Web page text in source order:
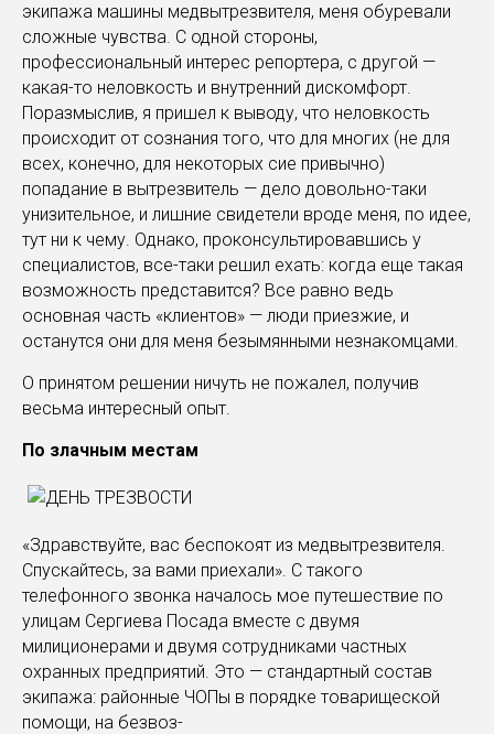
экипажа машины медвытрезвителя, меня обуревали
сложные чувства. С одной стороны,
профессиональный интерес репортера, с другой —
какая-то неловкость и внутренний дискомфорт.
Поразмыслив, я пришел к выводу, что неловкость
происходит от сознания того, что для многих (не для
всех, конечно, для некоторых сие привычно)
попадание в вытрезвитель — дело довольно-таки
унизительное, и лишние свидетели вроде меня, по идее,
тут ни к чему. Однако, проконсультировавшись у
специалистов, все-таки решил ехать: когда еще такая
возможность представится? Все равно ведь
основная часть «клиентов» — люди приезжие, и
останутся они для меня безымянными незнакомцами.
О принятом решении ничуть не пожалел, получив
весьма интересный опыт.
По злачным местам
«Здравствуйте, вас беспокоят из медвытрезвителя.
Спускайтесь, за вами приехали». С такого
телефонного звонка началось мое путешествие по
улицам Сергиева Посада вместе с двумя
милиционерами и двумя сотрудниками частных
охранных предприятий. Это — стандартный состав
экипажа: районные ЧОПы в порядке товарищеской
помощи, на безвоз-